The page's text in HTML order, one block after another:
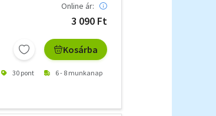
Online ár:
3 090 Ft
Kosárba
30 pont 6 - 8 munkanap